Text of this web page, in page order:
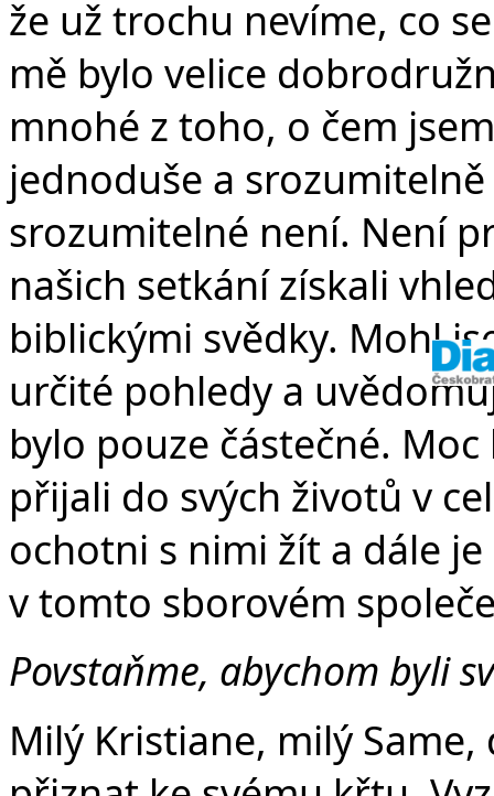
že už trochu nevíme, co
mě bylo velice
mnohé z toho, o čem
jednoduše a
srozumitelné není. Není
našich setkání získali
biblickými svědky. Mohl
určité pohledy a
bylo pouze částečné.
přijali do svých životů v
ochotni s nimi žít a dále
v tomto sborovém
Povstaňme, abychom byli
Milý Kristiane, milý Same,